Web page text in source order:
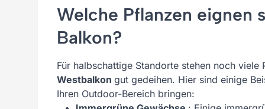
Welche Pflanzen eignen
Balkon?
Für halbschattige Standorte stehen noch
Westbalkon gut gedeihen. Hier sind einige
Ihren Outdoor-Bereich bringen: